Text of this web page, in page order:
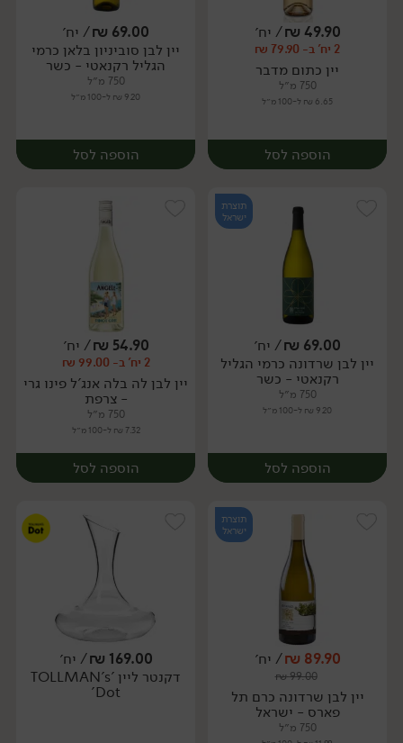
יח׳ יח׳
49.90
₪/ יח׳
2 יח' ב- 79.90 ₪
יין כתום מדבר
750 מ״ל
6.65 ₪ ל-100 מ״ל
הוספה לסל
יח׳
69.00
₪/ יח׳
יין לבן סוביניון בלאן כרמי
הגליל רקנאטי - כשר
750 מ״ל
9.20 ₪ ל-100 מ״ל
הוספה לסל
יח׳
תוצרת
ישראל
69.00
₪/ יח׳
יין לבן שרדונה כרמי הגליל
רקנאטי - כשר
750 מ״ל
9.20 ₪ ל-100 מ״ל
הוספה לסל
יח׳
54.90
₪/ יח׳
2 יח' ב- 99.00 ₪
יין לבן לה בלה אנג'ל פינו גרי
- צרפת
750 מ״ל
7.32 ₪ ל-100 מ״ל
הוספה לסל
יח׳
תוצרת
ישראל
89.90
₪/ יח׳
99.00
₪
יין לבן שרדונה כרם תל
פארס - ישראל
750 מ״ל
169.00
₪/ יח׳
דקנטר ליין 'TOLLMAN's
Dot'